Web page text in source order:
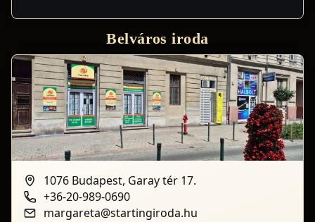
Belváros iroda
1076 Budapest, Garay tér 17.
+36-20-989-0690
margareta@startingiroda.hu